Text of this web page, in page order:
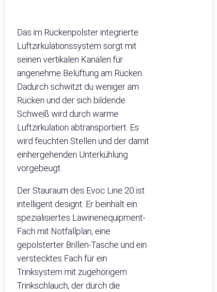
Das im Rückenpolster integrierte
Luftzirkulationssystem sorgt mit
seinen vertikalen Kanälen für
angenehme Belüftung am Rücken.
Dadurch schwitzt du weniger am
Rücken und der sich bildende
Schweiß wird durch warme
Luftzirkulation abtransportiert. Es
wird feuchten Stellen und der damit
einhergehenden Unterkühlung
vorgebeugt.
Der Stauraum des Evoc Line 20 ist
intelligent designt. Er beinhält ein
spezialisiertes Lawinenequipment-
Fach mit Notfallplan, eine
gepolsterter Brillen-Tasche und ein
verstecktes Fach für ein
Trinksystem mit zugehörigem
Trinkschlauch, der durch die